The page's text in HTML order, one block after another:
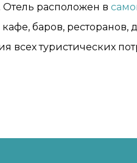
Отель расположен в
баров, ресторанов,
всех туристических